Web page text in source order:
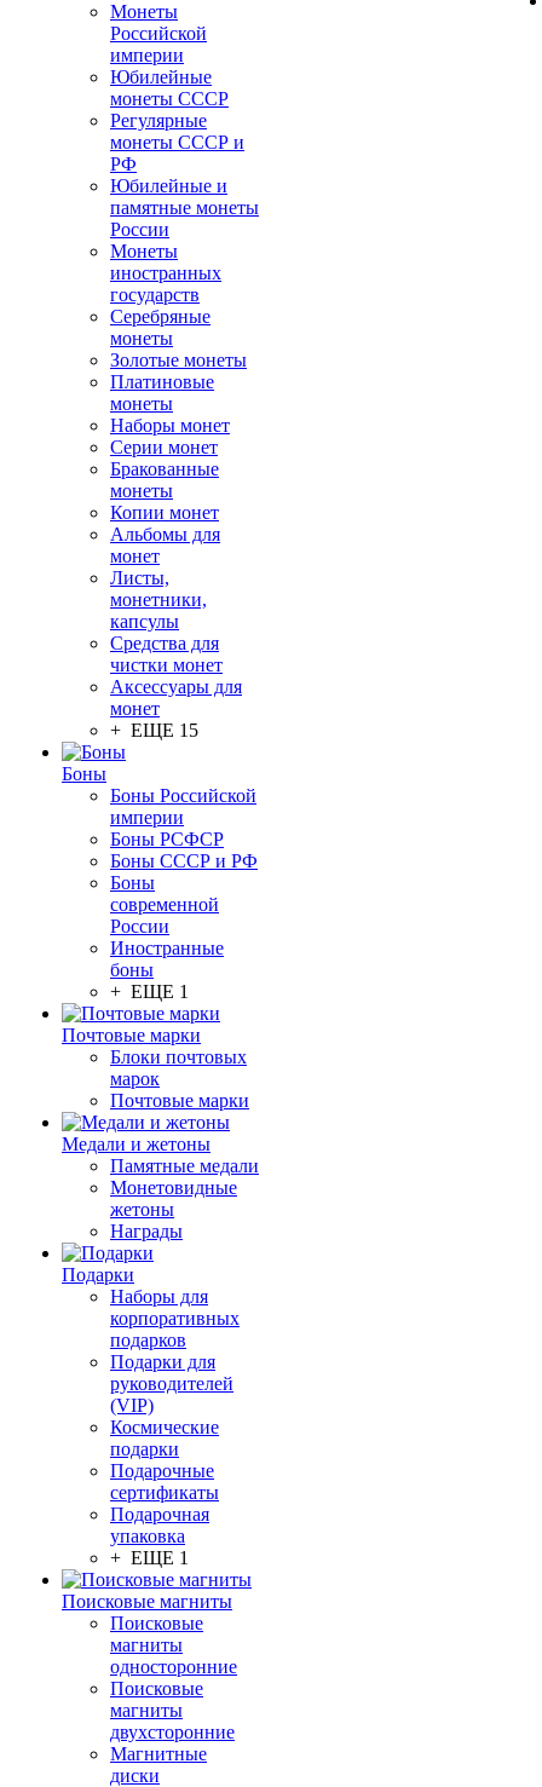
Монеты
Российской
империи
Юбилейные
монеты СССР
Регулярные
монеты СССР и
РФ
Юбилейные и
памятные монеты
России
Монеты
иностранных
государств
Серебряные
монеты
Золотые монеты
Платиновые
монеты
Наборы монет
Серии монет
Бракованные
монеты
Копии монет
Альбомы для
монет
Листы,
монетники,
капсулы
Средства для
чистки монет
Аксессуары для
монет
+ ЕЩЕ 15
Боны
Боны Российской
империи
Боны РСФСР
Боны СССР и РФ
Боны
современной
России
Иностранные
боны
+ ЕЩЕ 1
Почтовые марки
Блоки почтовых
марок
Почтовые марки
Медали и жетоны
Памятные медали
Монетовидные
жетоны
Награды
Подарки
Наборы для
корпоративных
подарков
Подарки для
руководителей
(VIP)
Космические
подарки
Подарочные
сертификаты
Подарочная
упаковка
+ ЕЩЕ 1
Поисковые магниты
Поисковые
магниты
односторонние
Поисковые
магниты
двухсторонние
Магнитные
диски